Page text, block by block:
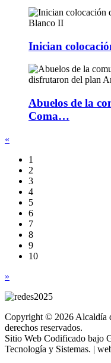
Inician
Abuelos de la
Coma…
«
1
2
3
4
5
6
7
8
9
10
»
Copyright © 2026 Alcaldía
derechos reservados.
Sitio Web Codificado bajo
Tecnología y Sistemas. |